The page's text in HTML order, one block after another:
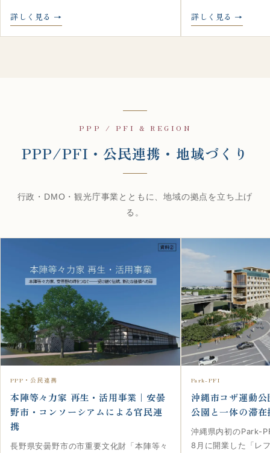
詳しく見る 詳しく見る
PPP / PFI & REGION
PPP/PFI・公民連携・地域づくり
行政・DMO・観光庁事業とともに、地域の拠点を立ち上げ
る。
PPP・公民連携
本陣等々力家 再生・活用事業｜安曇
野市・コンソーシアムによる官民連
携
長野県安曇野市の市重要文化財「本陣等々
Park-PFI
沖縄市コザ運動
公園と一体の滞在
沖縄県内初のPark-
8月に開業した「レ